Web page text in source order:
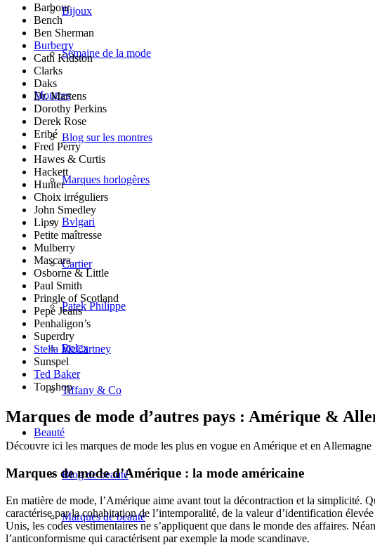
Bijoux
Semaine de la mode
Montres
Blog sur les montres
Marques horlogères
Bvlgari
Cartier
Patek Philippe
Rolex
Tiffany & Co
Beauté
Blog de beauté
Marques de beauté
Barbour
Bench
Ben Sherman
Burberry
Cath Kidston
Clarks
Daks
Dr. Martens
Dorothy Perkins
Derek Rose
Eribé
Fred Perry
Hawes & Curtis
Hackett
Hunter
Choix irréguliers
John Smedley
Lipsy
Petite maîtresse
Mulberry
Mascara
Osborne & Little
Paul Smith
Pringle of Scotland
Pepe Jeans
Penhaligon’s
Superdry
Stella McCartney
Sunspel
Ted Baker
Topshop
Marques de mode d’autres pays : Amérique &
Découvre ici les marques de mode les plus en vogue en Amérique et en Allemagne
Marques de mode d’Amérique : la mode américaine
En matière de mode, l’Amérique aime avant tout la décontraction et la simplicité.
caractérise par la cohabitation de l’intemporalité, de la valeur d’identification
Unis, les codes vestimentaires ne s’appliquent que dans le monde des affaires.
l’anticonformisme qui caractérisent par exemple la mode scandinave.